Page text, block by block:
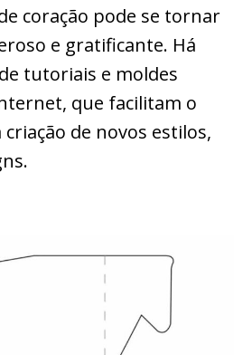
coração pode se tornar
e gratificante. Há
tutoriais e moldes
que facilitam o
de novos estilos,